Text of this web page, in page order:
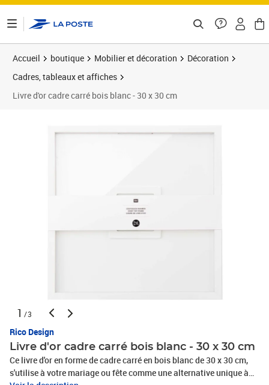
Accueil boutique Mobilier et décoration
Décoration
Cadres, tableaux et affiches
Livre d'or cadre carré bois blanc - 30 x 30 cm
1 /3
Rico Design
Livre d'or cadre carré bois blanc - 30 x 30 cm
Ce livre d'or en forme de cadre carré en bois blanc de 30 x 30 cm,
s'utilise à votre mariage ou fête comme une alternative unique à